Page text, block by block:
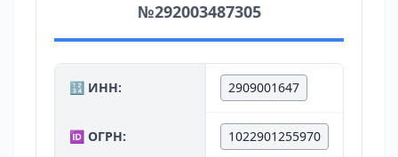
№292003487305
🔢 ИНН: 2909001647
🆔 ОГРН: 1022901255970